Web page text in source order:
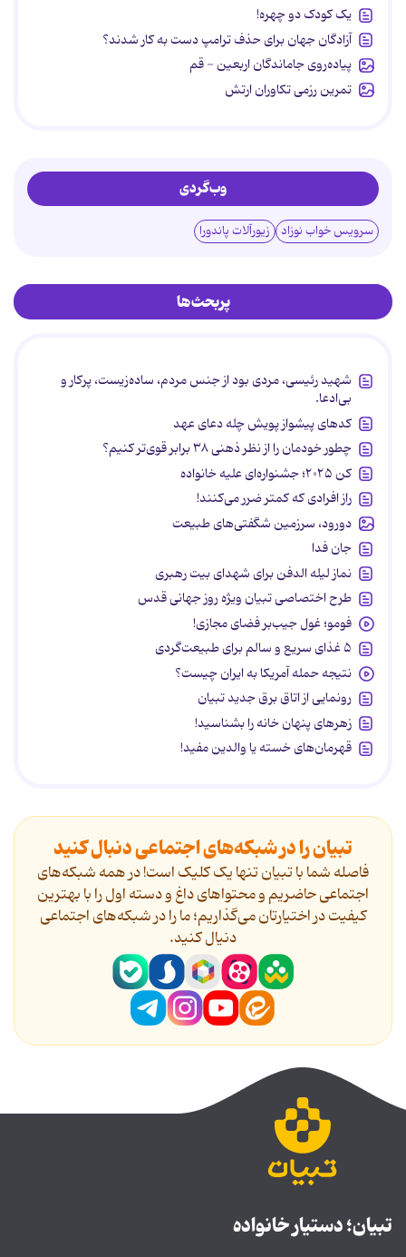
یک کودک دو چهره!
آزادگان جهان برای حذف ترامپ دست به کار شدند؟
پیاده‌روی جاماندگان اربعین - قم
تمرین رزمی تکاوران ارتش
وب‌گردی
سرویس خواب نوزاد زیورآلات پاندورا
پربحث‌ها
شهید رئیسی، مردی بود از جنس مردم، ساده‌زیست، پرکار و
بی‌ادعا.
کدهای پیشواز پویش چله دعای عهد
چطور خودمان را از نظر ذهنی ۳۸ برابر قوی‌تر کنیم؟
کن ۲۰۲۵؛ جشنواره‌ای علیه خانواده
راز افرادی که کمتر ضرر می‌کنند!
دورود، سرزمین شگفتی‌های طبیعت
جان فدا
نماز لیله الدفن برای شهدای بیت رهبری
طرح اختصاصی تبیان ویژه روز جهانی قدس
فومو؛ غول جیب‌بر فضای مجازی!
۵ غذای سریع و سالم برای طبیعت‌گردی
نتیجه حمله آمریکا به ایران چیست؟
رونمایی از اتاق برق جدید تبیان
زهرهای پنهان خانه را بشناسید!
قهرمان‌های خسته یا والدین مفید!
تبیان را در شبکه‌های اجتماعی دنبال کنید
فاصله شما با تبیان تنها یک کلیک است! در همه شبکه‌های
اجتماعی حاضریم و محتواهای داغ و دسته اول را با بهترین
کیفیت در اختیارتان می‌گذاریم؛ ما را در شبکه‌های اجتماعی
دنیال کنید.
تبیان؛ دستیار خانواده